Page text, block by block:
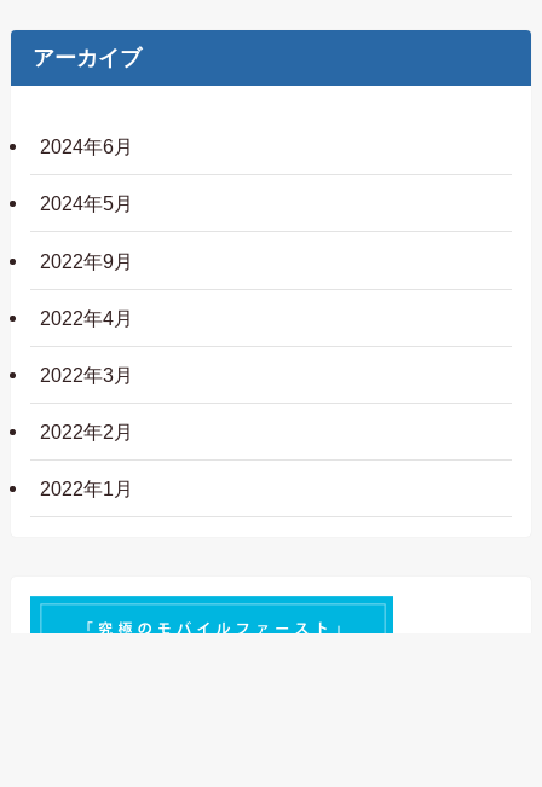
アーカイブ
2024年6月
2024年5月
2022年9月
2022年4月
2022年3月
2022年2月
2022年1月